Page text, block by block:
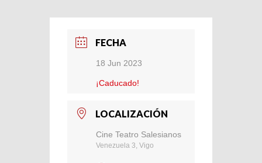
FECHA
18 Jun 2023
¡Caducado!
LOCALIZACIÓN
Cine Teatro Salesianos
Venezuela 3, Vigo